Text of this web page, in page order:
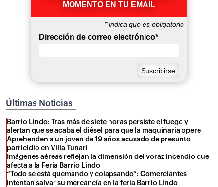
MOMENTO EN TU EMAIL
*indica que es obligatorio
Dirección de correo electrónico*
Últimas Noticias
Barrio Lindo: Tras más de siete horas persiste el fuego y
alertan que se acaba el diésel para que la maquinaria opere
Aprehenden a un joven de 19 años acusado de presunto
parricidio en Villa Tunari
Imágenes aéreas reflejan la dimensión del voraz incendio que
afecta a la Feria Barrio Lindo
“Todo se está quemando y colapsando”: Comerciantes
intentan salvar su mercancía en la feria Barrio Lindo